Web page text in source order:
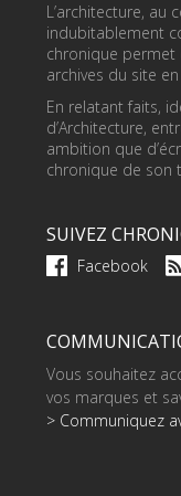
L’architecture,
indubitablement
chronique permet
archives du site
En relatant faits,
d’Architecture,
ambition que
chronique de son
SUIVEZ
Facebook
Vous souhaitez
vos marques et
> Communiquez